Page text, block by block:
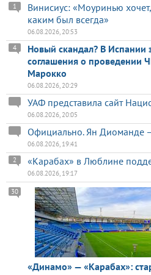
Винисиус: «Моуринью
каким был всегда»
1
06.08.2026, 20:53
Новый скандал? В Испании
соглашения о проведении
Марокко
4
06.08.2026, 20:29
УАФ представила сайт
06.08.2026, 20:05
Официально. Ян Диоманде
06.08.2026, 19:41
«Карабах» в Люблине
2
06.08.2026, 19:17
«Динамо» — «Карабах»:
30